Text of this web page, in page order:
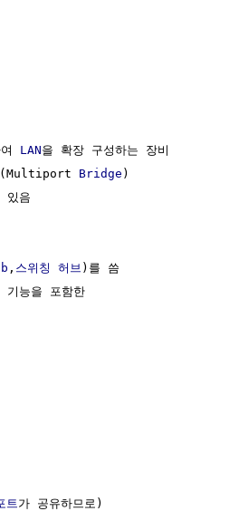
LAN을 확장 구성하는 장비
(Multiport Bridge )
있음
, 스위칭 허브 )를 씀
기능을 포함한
트 가 공유하므로)